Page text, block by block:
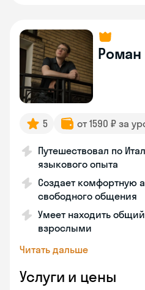
Роман
5 от 1590 ₽ за
Путешествовал по
языкового опыта
Создает комфортную
свободного общения
Умеет находить
взрослыми
Читать дальше
Услуги и цены